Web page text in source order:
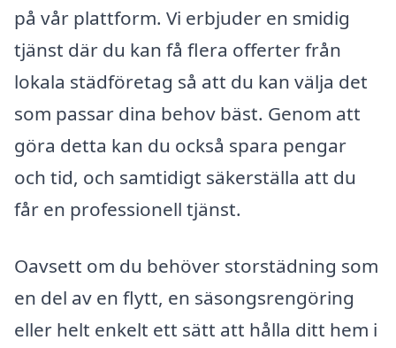
på vår plattform. Vi erbjuder en smidig
tjänst där du kan få flera offerter från
lokala städföretag så att du kan välja det
som passar dina behov bäst. Genom att
göra detta kan du också spara pengar
och tid, och samtidigt säkerställa att du
får en professionell tjänst.
Oavsett om du behöver storstädning som
en del av en flytt, en säsongsrengöring
eller helt enkelt ett sätt att hålla ditt hem i